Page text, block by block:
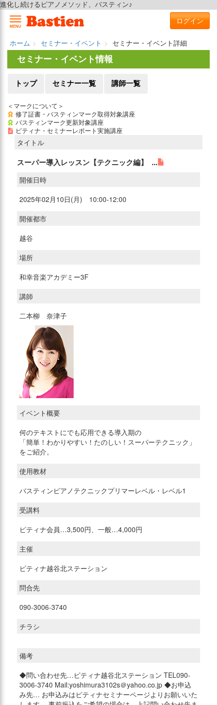
進化し続けるピアノメソッド、バスティン♪
MENU
ログイン
ホーム セミナー・イベント
セミナー・イベント詳細
セミナー・イベント情報
トップ セミナー一覧 講師一覧
＜マークについて＞
修了証書・バスティンマーク取得対象講座
バスティンマーク更新対象講座
ピティナ・セミナーレポート実施講座
タイトル
スーパー導入レッスン【テクニック編】 ...
開催日時
2025年02月10日(月) 10:00-12:00
開催都市
越谷
場所
和幸音楽アカデミー3F
講師
二本柳 奈津子
イベント概要
何のテキストにでも応用できる導入期の
「簡単！わかりやすい！たのしい！スーパーテクニック」
をご紹介。
使用教材
バスティンピアノテクニックプリマーレベル・レベル1
受講料
ピティナ会員…3,500円、一般…4,000円
主催
ピティナ越谷北ステーション
問合先
090-3006-3740
チラシ
備考
◆問い合わせ先…ピティナ越谷北ステーション TEL090-
3006-3740 Mail:yoshimura3102s＠yahoo.co.jp ◆お申込
み先… お申込みはピティナセミナーページよりお願いいた